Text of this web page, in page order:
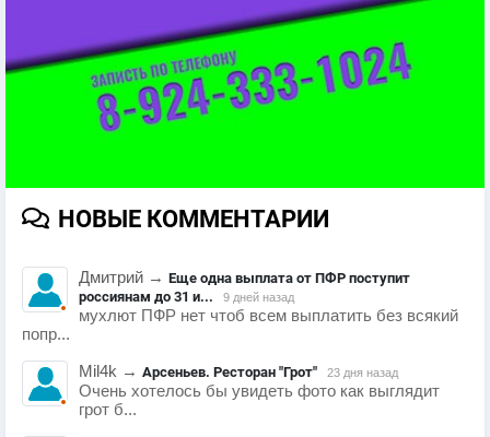
НОВЫЕ КОММЕНТАРИИ
Дмитрий → Еще одна выплата от ПФР поступит
россиянам до 31 и...
9 дней назад
мухлют ПФР нет чтоб всем выплатить без всякий
попр...
Mil4k → Арсеньев. Ресторан "Грот" 23 дня назад
Очень хотелось бы увидеть фото как выглядит
грот б...